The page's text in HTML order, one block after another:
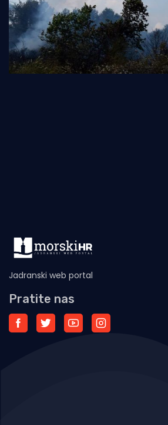
Jadranski web portal
Pratite nas